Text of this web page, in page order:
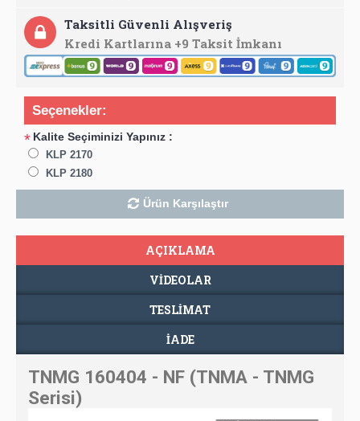
Taksitli Güvenli Alışveriş
Kredi Kartlarına +9 Taksit İmkanı
Seçenekler:
* Kalite Seçiminizi Yapınız :
KLP 2170
KLP 2180
Ürün Karşılaştır
AÇIKLAMA
VIDEOLAR
TESLIMAT
İADE
TNMG 160404 - NF (TNMA - TNMG
Serisi)